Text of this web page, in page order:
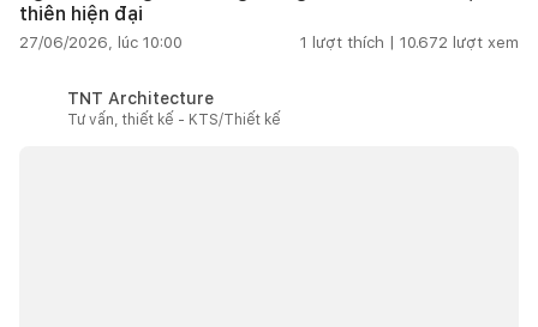
thiên hiện đại
27/06/2026, lúc 10:00 1 lượt thích | 10.672 lượt xem
TNT Architecture
Tư vấn, thiết kế - KTS/Thiết kế